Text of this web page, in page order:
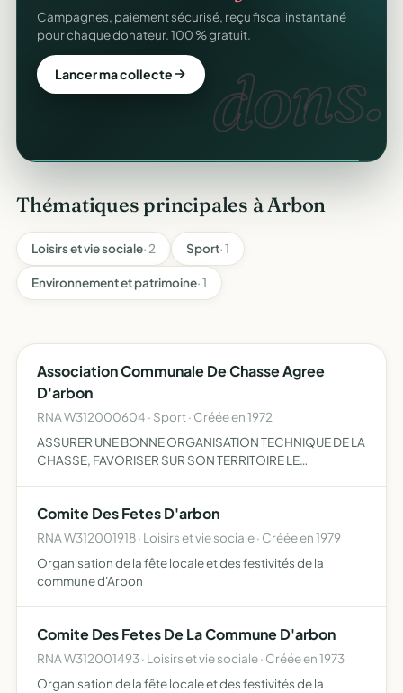
dons.
Campagnes, paiement sécurisé, reçu fiscal instantané
pour chaque donateur. 100 % gratuit.
Lancer ma collecte
Thématiques principales à Arbon
Loisirs et vie sociale· 2 Sport· 1
Environnement et patrimoine· 1
Association Communale De Chasse Agree
D'arbon
RNA W312000604 · Sport · Créée en 1972
ASSURER UNE BONNE ORGANISATION TECHNIQUE DE LA
CHASSE, FAVORISER SUR SON TERRITOIRE LE
SYLVO-CYNEGETIQUE, L'EDUCATION CYNEGETIQU…
Comite Des Fetes D'arbon
RNA W312001918 · Loisirs et vie sociale · Créée en 1979
Organisation de la fête locale et des festivités de la
commune d'Arbon
Comite Des Fetes De La Commune D'arbon
RNA W312001493 · Loisirs et vie sociale · Créée en 1973
Organisation de la fête locale et des festivités de la